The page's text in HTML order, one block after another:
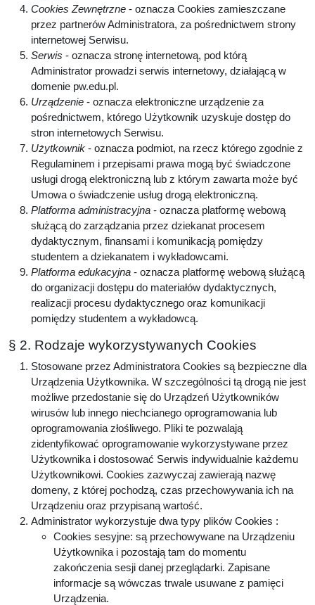
Cookies Zewnętrzne - oznacza Cookies zamieszczane
przez partnerów Administratora, za pośrednictwem strony
internetowej Serwisu.
Serwis - oznacza stronę internetową, pod którą
Administrator prowadzi serwis internetowy, działającą w
domenie pw.edu.pl.
Urządzenie - oznacza elektroniczne urządzenie za
pośrednictwem, którego Użytkownik uzyskuje dostęp do
stron internetowych Serwisu.
Użytkownik - oznacza podmiot, na rzecz którego zgodnie z
Regulaminem i przepisami prawa mogą być świadczone
usługi drogą elektroniczną lub z którym zawarta może być
Umowa o świadczenie usług drogą elektroniczną.
Platforma administracyjna - oznacza platformę webową
służącą do zarządzania przez dziekanat procesem
dydaktycznym, finansami i komunikacją pomiędzy
studentem a dziekanatem i wykładowcami.
Platforma edukacyjna - oznacza platformę webową służącą
do organizacji dostępu do materiałów dydaktycznych,
realizacji procesu dydaktycznego oraz komunikacji
pomiędzy studentem a wykładowcą.
§ 2. Rodzaje wykorzystywanych Cookies
Stosowane przez Administratora Cookies są bezpieczne dla
Urządzenia Użytkownika. W szczególności tą drogą nie jest
możliwe przedostanie się do Urządzeń Użytkowników
wirusów lub innego niechcianego oprogramowania lub
oprogramowania złośliwego. Pliki te pozwalają
zidentyfikować oprogramowanie wykorzystywane przez
Użytkownika i dostosować Serwis indywidualnie każdemu
Użytkownikowi. Cookies zazwyczaj zawierają nazwę
domeny, z której pochodzą, czas przechowywania ich na
Urządzeniu oraz przypisaną wartość.
Administrator wykorzystuje dwa typy plików Cookies :
Cookies sesyjne: są przechowywane na Urządzeniu
Użytkownika i pozostają tam do momentu
zakończenia sesji danej przeglądarki. Zapisane
informacje są wówczas trwale usuwane z pamięci
Urządzenia.